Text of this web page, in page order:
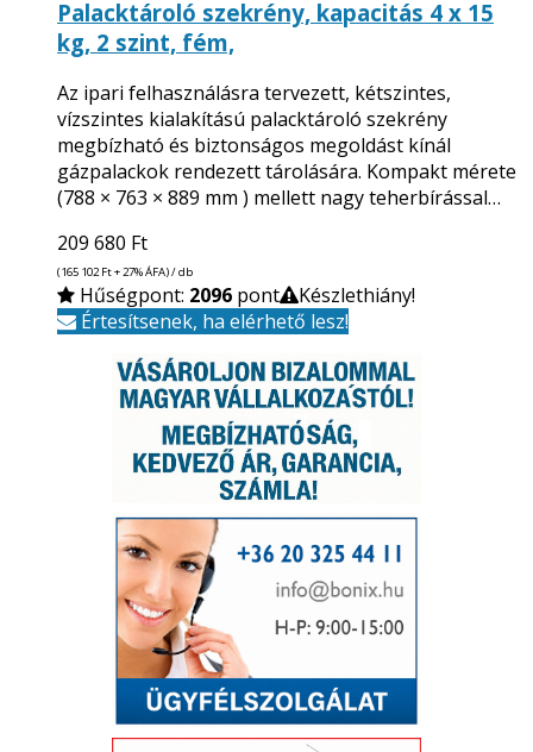
Palacktároló szekrény, kapacitás 4 x 15
kg, 2 szint, fém,
Az ipari felhasználásra tervezett, kétszintes,
vízszintes kialakítású palacktároló szekrény
megbízható és biztonságos megoldást kínál
gázpalackok rendezett tárolására. Kompakt mérete
(788 × 763 × 889 mm ) mellett nagy teherbírással…
209 680 Ft
(165 102Ft+ 27% ÁFA) / db
Hűségpont: 2096 pont
Készlethiány!
Értesítsenek, ha elérhető lesz!